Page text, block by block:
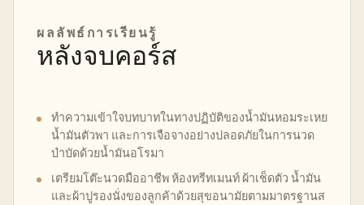
ผลลัพธ์การเรียนรู้
หลังจบคอร์ส
ทำความเข้าใจบทบาทในทางปฏิบัติของน้ำมันหอมระเหย
น้ำมันตัวพา และการเจือจางอย่างปลอดภัยในการนวด
บำบัดด้วยน้ำมันอโรมา
เตรียมโต๊ะนวดมืออาชีพ ห้องทรีทเมนท์ ผ้าเช็ดตัว น้ำมัน
และผ้าปูรองนั่งของลูกค้าด้วยสุขอนามัยตามมาตรฐานส